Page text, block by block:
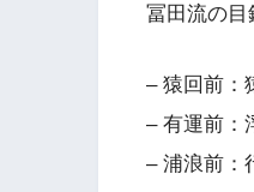
冨田流の目
– 猿回前：
– 有運前：
– 浦浪前：